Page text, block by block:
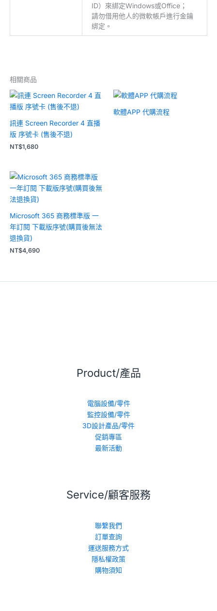
ID）來綁定Windows或Office；
請勿借用他人的微軟帳戶進行金鑰
綁定。
相關商品
訊連 Screen Recorder 4 直播
版 序號卡 (售後不退)
NT$1,680
軟體APP 代購流程
Microsoft 365 商務標準版 一
年訂閱 下載版序號(購買後無法
退換貨)
NT$4,690
Product/產品
電腦設備/零件
監控設備/零件
3D設計產品/零件
促銷專區
最新活動
Service/顧客服務
聯繫我們
訂單查詢
運送服務方式
隱私權政策
購物須知